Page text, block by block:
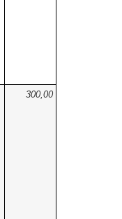
300,00